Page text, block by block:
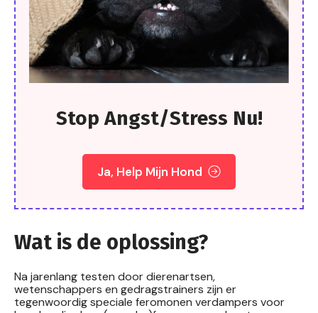
Stop Angst/stress Nu!
Ja, Help Mijn Hond
Wat is de oplossing?
Na jarenlang testen door dierenartsen,
wetenschappers en gedragstrainers zijn er
tegenwoordig speciale feromonen verdampers voor